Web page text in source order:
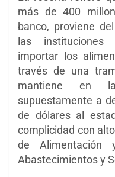
más de 400
banco, proviene
las instituciones
importar los
través de una
mantiene en la
supuestamente a
de dólares al
complicidad con
de
Abastecimientos y